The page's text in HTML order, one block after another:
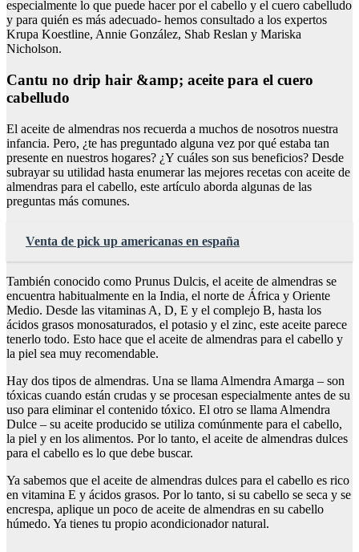
especialmente lo que puede hacer por el cabello y el cuero cabelludo
y para quién es más adecuado- hemos consultado a los expertos
Krupa Koestline, Annie González, Shab Reslan y Mariska
Nicholson.
Cantu no drip hair &amp; aceite para el cuero
cabelludo
El aceite de almendras nos recuerda a muchos de nosotros nuestra
infancia. Pero, ¿te has preguntado alguna vez por qué estaba tan
presente en nuestros hogares? ¿Y cuáles son sus beneficios? Desde
subrayar su utilidad hasta enumerar las mejores recetas con aceite de
almendras para el cabello, este artículo aborda algunas de las
preguntas más comunes.
Venta de pick up americanas en españa
También conocido como Prunus Dulcis, el aceite de almendras se
encuentra habitualmente en la India, el norte de África y Oriente
Medio. Desde las vitaminas A, D, E y el complejo B, hasta los
ácidos grasos monosaturados, el potasio y el zinc, este aceite parece
tenerlo todo. Esto hace que el aceite de almendras para el cabello y
la piel sea muy recomendable.
Hay dos tipos de almendras. Una se llama Almendra Amarga – son
tóxicas cuando están crudas y se procesan especialmente antes de su
uso para eliminar el contenido tóxico. El otro se llama Almendra
Dulce – su aceite producido se utiliza comúnmente para el cabello,
la piel y en los alimentos. Por lo tanto, el aceite de almendras dulces
para el cabello es lo que debe buscar.
Ya sabemos que el aceite de almendras dulces para el cabello es rico
en vitamina E y ácidos grasos. Por lo tanto, si su cabello se seca y se
encrespa, aplique un poco de aceite de almendras en su cabello
húmedo. Ya tienes tu propio acondicionador natural.